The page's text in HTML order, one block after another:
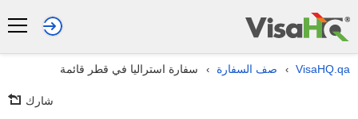
VisaHQ.qa
› صف السفارة › سفارة استراليا في قطر قائمة
شارك